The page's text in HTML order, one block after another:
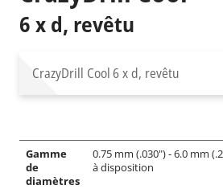
6 x d, revêtu
CrazyDrill Cool6 x d, revêtu
Gamme
de
diamètres
0.75 mm (.030") - 6.0 mm
à disposition